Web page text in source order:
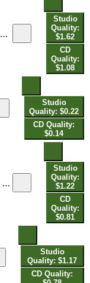
Studio
Quality:
$1.62
CD
Quality:
$1.08
Studio
Quality: $0.22
CD Quality:
$0.14
Studio
Quality:
$1.22
CD
Quality:
$0.81
Studio
Quality: $1.17
CD Quality: